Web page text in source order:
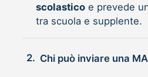
scolasticoe prevede
tra scuola e supplente.
2.